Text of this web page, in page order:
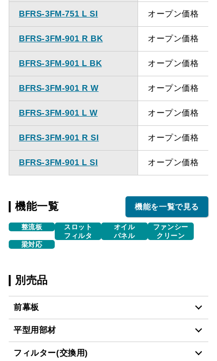
BFRS-3FM-751 L SI オープン価格
BFRS-3FM-901 R BK オープン価格
BFRS-3FM-901 L BK オープン価格
BFRS-3FM-901 R W オープン価格
BFRS-3FM-901 L W オープン価格
BFRS-3FM-901 R SI オープン価格
BFRS-3FM-901 L SI オープン価格
機能一覧 機能を一覧で見る
整流板
スロット
フィルタ
オイル
パネル
ファンシー
クリーン
梁対応
別売品
前幕板
MP-604 BK ¥5,610（税抜価格 ￥
平型用部材
フィルター(交換用)